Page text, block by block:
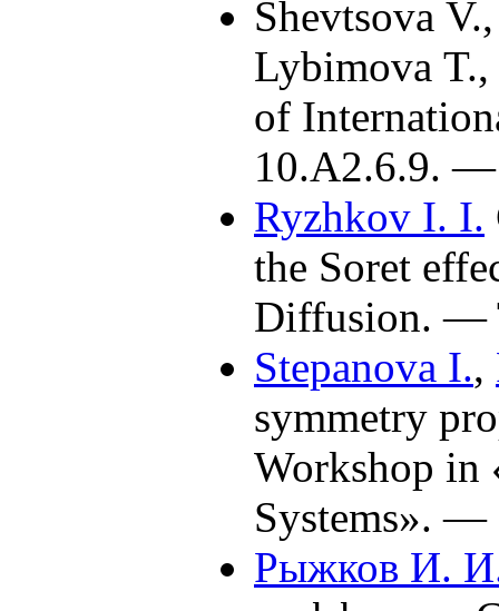
Shevtsova V.
Lybimova T.,
of
10.A2.6.9.
Ryzhkov I. I.
the Soret
Diffusion. —
Stepanova I.,
symmetry
Workshop in
Systems».
Рыжков И.